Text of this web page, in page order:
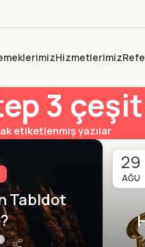
Hizmetlerimiz
3
etiketlenmiş yazılar
Tabldot
29
AĞU